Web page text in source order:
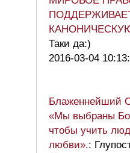
Таки да:)
2016-03-04
Блаженнейший
«Мы выбраны
чтобы учить
любви».: